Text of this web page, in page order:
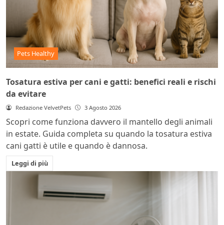
Pets Healthy
Tosatura estiva per cani e gatti: benefici reali e rischi
da evitare
Redazione VelvetPets 3 Agosto 2026
Scopri come funziona davvero il mantello degli animali
in estate. Guida completa su quando la tosatura estiva
cani gatti è utile e quando è dannosa.
Leggi di più